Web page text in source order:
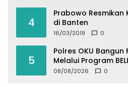
4
Prabowo Resmikan
di Banten
16/03/2019 0
5
Polres OKU Bangun
Melalui Program
08/08/2026 0